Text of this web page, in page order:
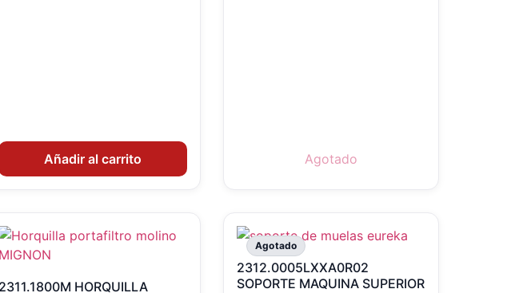
Añadir al carrito Agotado
2311.1800M HORQUILLA
Agotado
2312.0005LXXA0R02
SOPORTE MAQUINA SUPERIOR